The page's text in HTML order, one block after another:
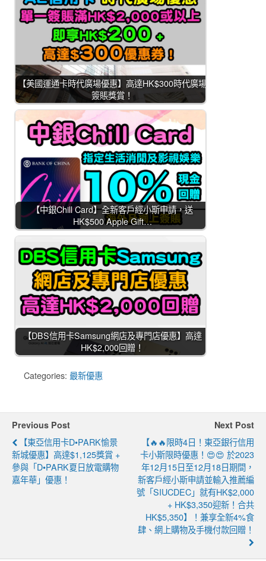
【美國運通卡時代廣場優惠】高達HK$300時代廣場
簽賬獎賞！
【中銀Chill Card】全新客戶經小斯申請，送
HK$500 Apple Gift…
【DBS信用卡Samsung網店及專門店優惠】高達
HK$2,000回贈！
Categories: 最新優惠
Previous Post
【東亞信用卡D•PARK愉景
新城優惠】高達$1,125獎賞 +
參與「D•PARK夏日放電購物
嘉年華」優惠！
Next Post
【🔥🔥限時4日！東亞銀行信用
卡小斯限時優惠！😍😍 於2023
年12月15日至12月18日期間，
新客戶經小斯申請並輸入推薦編
號「SIUCDEC」就有HK$2,000
+ HK$3,350迎新！合共
HK$5,350】！兼享全新4%食
肆、網上購物及手機付款回贈！